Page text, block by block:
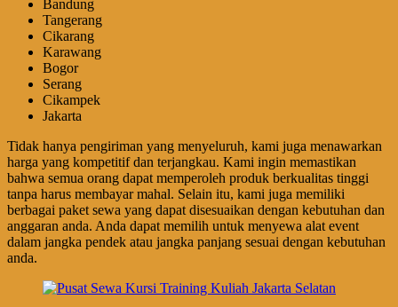
Bandung
Tangerang
Cikarang
Karawang
Bogor
Serang
Cikampek
Jakarta
Tidak hanya pengiriman yang menyeluruh, kami juga menawarkan
harga yang kompetitif dan terjangkau. Kami ingin memastikan
bahwa semua orang dapat memperoleh produk berkualitas tinggi
tanpa harus membayar mahal. Selain itu, kami juga memiliki
berbagai paket sewa yang dapat disesuaikan dengan kebutuhan dan
anggaran anda. Anda dapat memilih untuk menyewa alat event
dalam jangka pendek atau jangka panjang sesuai dengan kebutuhan
anda.